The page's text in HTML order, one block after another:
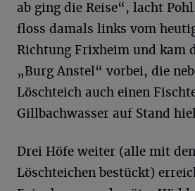
ab ging die Reise“, lacht
floss damals links vom
Richtung Frixheim und kam
„Burg Anstel“ vorbei, die
Löschteich auch einen
Gillbachwasser auf Stand
Drei Höfe weiter (alle mit
Löschteichen bestückt)